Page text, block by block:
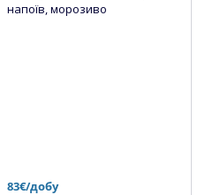
напоїв, морозиво
83€/добу